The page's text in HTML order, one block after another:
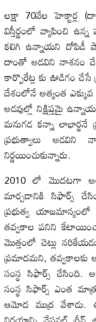
లక్షా 70వేల హెక్టార్ల
విస్తీర్ణంలో వ్యాపించి
కలిగి ఉన్నాయని దోపిడీ
దాంతో అడవిని నాశనం
కార్పొరేట్ల కు ఊడిగం చేసే
దేశంలోనే అత్యంత
అడవుల్లో నిక్షిప్తమై
మనుగడ కన్నా లాభార్జనే
ప్రభుత్వాలు అడవిని
నిర్ణయించుకున్నారు.
2010 లో మొదటగా
మార్చడానికి సిఫార్స్
ప్రభుత్వ
తవ్వకాల పనిని
మొత్తంలో చెట్లు
ప్రమాదమని, తవ్వకాలకు
సంస్థ సిఫార్స్
సంస్థ సిఫార్స్ ఎంత
ఆమోద ముద్ర వేశాడు. ఈ